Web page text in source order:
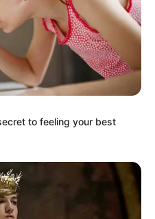
to feeling your best